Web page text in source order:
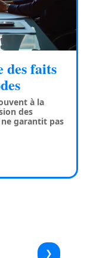
des faits
à la
des
garantit pas